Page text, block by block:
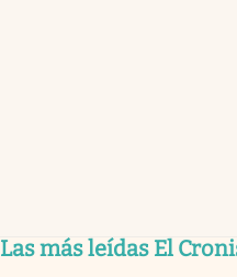
Las más leídas El